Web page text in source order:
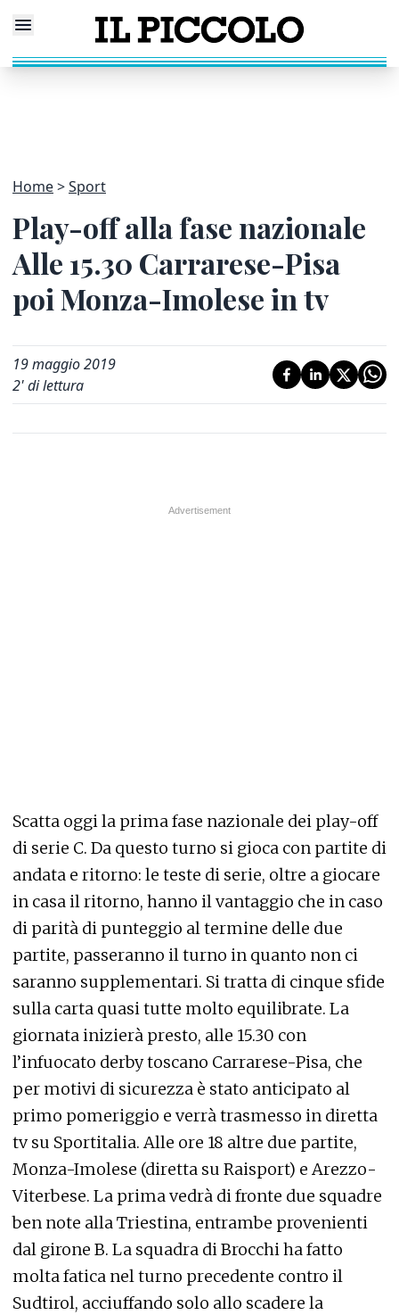
Home Sport
Play-off alla fase nazionale
Alle 15.30 Carrarese-Pisa
poi Monza-Imolese in tv
19 maggio 2019
2' di lettura
Scatta oggi la prima fase nazionale dei play-off
di serie C. Da questo turno si gioca con partite di
andata e ritorno: le teste di serie, oltre a giocare
in casa il ritorno, hanno il vantaggio che in caso
di parità di punteggio al termine delle due
partite, passeranno il turno in quanto non ci
saranno supplementari. Si tratta di cinque sfide
sulla carta quasi tutte molto equilibrate. La
giornata inizierà presto, alle 15.30 con
l’infuocato derby toscano Carrarese-Pisa, che
per motivi di sicurezza è stato anticipato al
primo pomeriggio e verrà trasmesso in diretta
tv su Sportitalia. Alle ore 18 altre due partite,
Monza-Imolese (diretta su Raisport) e Arezzo-
Viterbese. La prima vedrà di fronte due squadre
ben note alla Triestina, entrambe provenienti
dal girone B. La squadra di Brocchi ha fatto
molta fatica nel turno precedente contro il
Sudtirol, acciuffando solo allo scadere la